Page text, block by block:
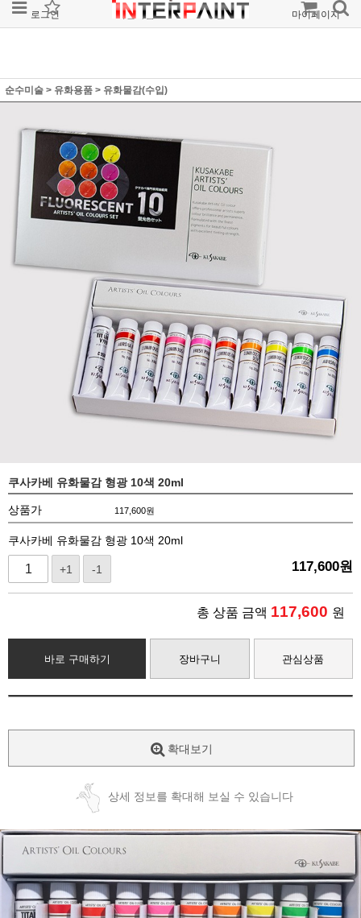
로그인 회원가입 주문조회 마이페이지
순수미술 > 유화용품 > 유화물감(수입)
쿠사카베 유화물감 형광 10색 20ml
상품가 117,600원
쿠사카베 유화물감 형광 10색 20ml
+1 -1 117,600원
총 상품 금액 117,600 원
바로 구매하기 장바구니 관심상품
확대보기
상세 정보를 확대해 보실 수 있습니다